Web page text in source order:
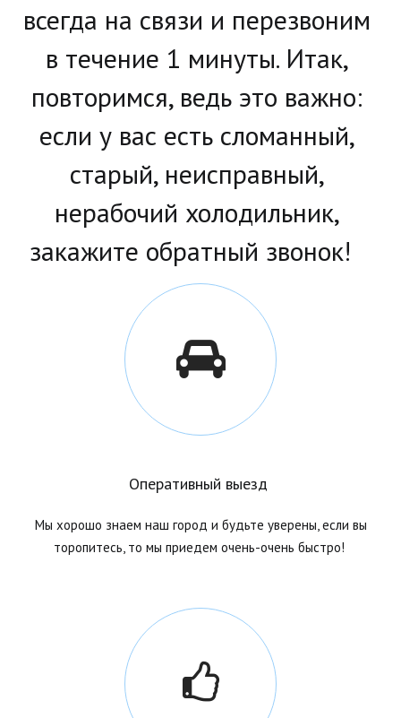
всегда на связи и перезвоним
в течение 1 минуты. Итак,
повторимся, ведь это важно:
если у вас есть сломанный,
старый, неисправный,
нерабочий холодильник,
закажите обратный звонок!
Оперативный выезд
Мы хорошо знаем наш город и будьте уверены, если вы
торопитесь, то мы приедем очень-очень быстро!